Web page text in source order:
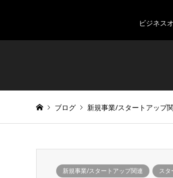
ビジネス
ブログ 新規事業/スタートアップ
新規事業/スタートアップ関連 スタ